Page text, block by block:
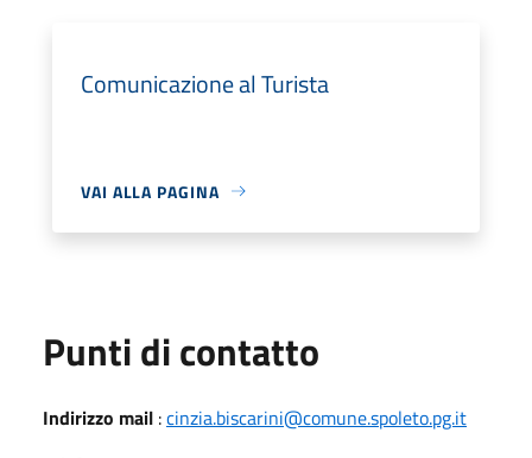
Comunicazione al Turista
VAI ALLA PAGINA
Punti di contatto
Indirizzo mail :cinzia.biscarini@comune.spoleto.pg.it